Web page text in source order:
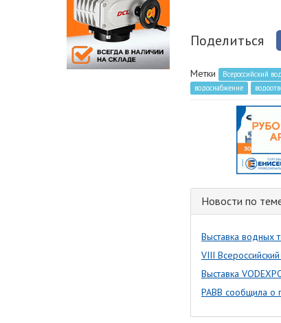
Поделиться
Метки Всероссийский
водоснабжение
Новости по
Выставка водных
VIII
Выставка
РАВВ сообщила о